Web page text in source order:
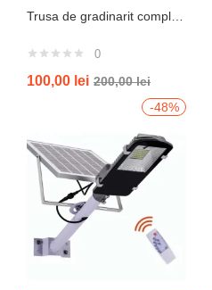
Trusa de gradinarit completa servieta, 14 piese
0
100,00 lei 200,00lei
-48%